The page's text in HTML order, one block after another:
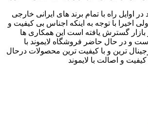
در اوایل راه با تمام برند های ایرانی خارجی
اخیرا با توجه به اینکه اجناس بی کیفیت و
بازار گسترش یافته است این همکاری ها
و در حال حاضر فروشگاه لایموند با
ترین و با کیفیت ترین محصولات درحال
و اصالت با لایموند